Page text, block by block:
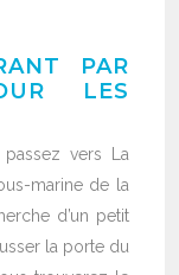
PAR
LES
vers La
marine de la
d’un petit
la porte du